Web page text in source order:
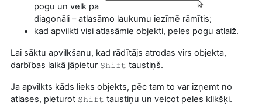
pogu un velk pa
diagonāli – atlasāmo laukumu iezīmē rāmītis;
kad apvilkti visi atlasāmie objekti, peles pogu atlaiž.
Lai sāktu apvilkšanu, kad rādītājs atrodas virs objekta,
darbības laikā jāpietur Shift taustiņš.
Ja apvilkts kāds lieks objekts, pēc tam to var izņemt no
atlases, pieturot Shift taustiņu un veicot peles klikšķi.